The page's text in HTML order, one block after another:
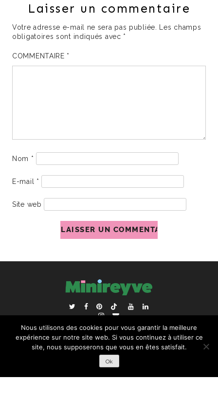
Laisser un commentaire
Votre adresse e-mail ne sera pas publiée. Les champs
obligatoires sont indiqués avec *
COMMENTAIRE *
Nom *
E-mail *
Site web
ACCUEIL BLOGROLL
RECHERCHER :
Nous utilisons des cookies pour vous garantir la meilleure
expérience sur notre site web. Si vous continuez à utiliser ce
site, nous supposerons que vous en êtes satisfait.
Ok